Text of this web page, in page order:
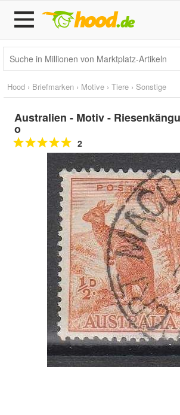
Hood › Briefmarken › Motive › Tiere › Sonstige
Australien - Motiv -
o
2
Doppelt antippen zum
vergrößern